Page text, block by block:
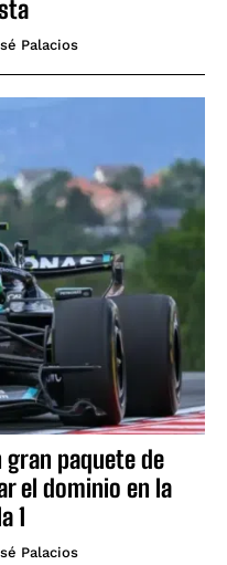
Palacios
paquete de
el dominio en la
1
Palacios